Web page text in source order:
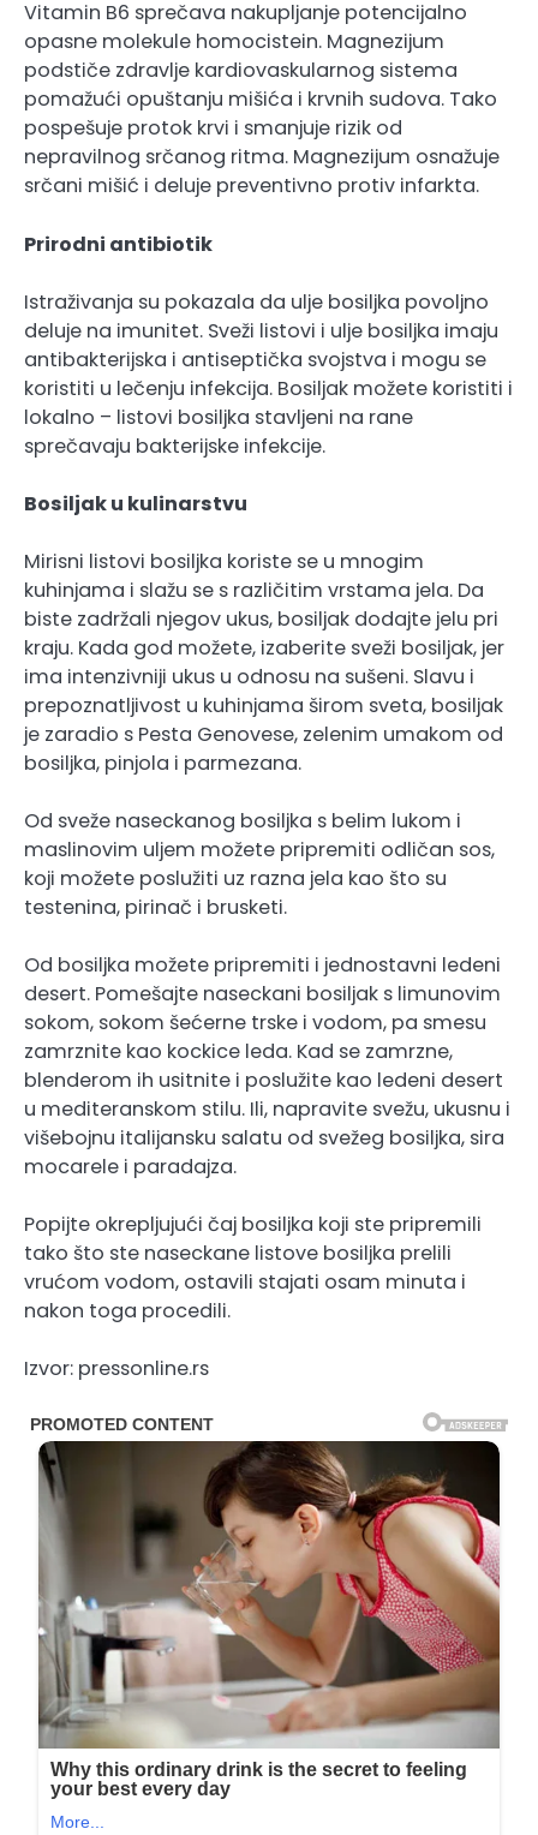
Vitamin B6 sprečava nakupljanje potencijalno
opasne molekule homocistein. Magnezijum
podstiče zdravlje kardiovaskularnog sistema
pomažući opuštanju mišića i krvnih sudova. Tako
pospešuje protok krvi i smanjuje rizik od
nepravilnog srčanog ritma. Magnezijum osnažuje
srčani mišić i deluje preventivno protiv infarkta.
Prirodni antibiotik
Istraživanja su pokazala da ulje bosiljka povoljno
deluje na imunitet. Sveži listovi i ulje bosiljka imaju
antibakterijska i antiseptička svojstva i mogu se
koristiti u lečenju infekcija. Bosiljak možete koristiti i
lokalno – listovi bosiljka stavljeni na rane
sprečavaju bakterijske infekcije.
Bosiljak u kulinarstvu
Mirisni listovi bosiljka koriste se u mnogim
kuhinjama i slažu se s različitim vrstama jela. Da
biste zadržali njegov ukus, bosiljak dodajte jelu pri
kraju. Kada god možete, izaberite sveži bosiljak, jer
ima intenzivniji ukus u odnosu na sušeni. Slavu i
prepoznatljivost u kuhinjama širom sveta, bosiljak
je zaradio s Pesta Genovese, zelenim umakom od
bosiljka, pinjola i parmezana.
Od sveže naseckanog bosiljka s belim lukom i
maslinovim uljem možete pripremiti odličan sos,
koji možete poslužiti uz razna jela kao što su
testenina, pirinač i brusketi.
Od bosiljka možete pripremiti i jednostavni ledeni
desert. Pomešajte naseckani bosiljak s limunovim
sokom, sokom šećerne trske i vodom, pa smesu
zamrznite kao kockice leda. Kad se zamrzne,
blenderom ih usitnite i poslužite kao ledeni desert
u mediteranskom stilu. Ili, napravite svežu, ukusnu i
višebojnu italijansku salatu od svežeg bosiljka, sira
mocarele i paradajza.
Popijte okrepljujući čaj bosiljka koji ste pripremili
tako što ste naseckane listove bosiljka prelili
vrućom vodom, ostavili stajati osam minuta i
nakon toga procedili.
Izvor: pressonline.rs